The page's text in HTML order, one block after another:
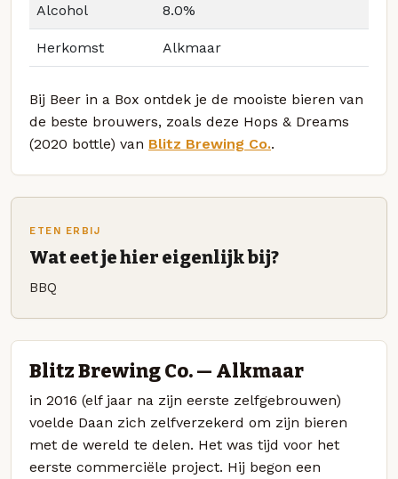
Alcohol 8.0%
Herkomst Alkmaar
Bij Beer in a Box ontdek je de mooiste bieren van
de beste brouwers, zoals deze Hops & Dreams
(2020 bottle) van Blitz Brewing Co..
ETEN ERBIJ
Wat eet je hier eigenlijk bij?
BBQ
Blitz Brewing Co. — Alkmaar
in 2016 (elf jaar na zijn eerste zelfgebrouwen)
voelde Daan zich zelfverzekerd om zijn bieren
met de wereld te delen. Het was tijd voor het
eerste commerciële project. Hij begon een